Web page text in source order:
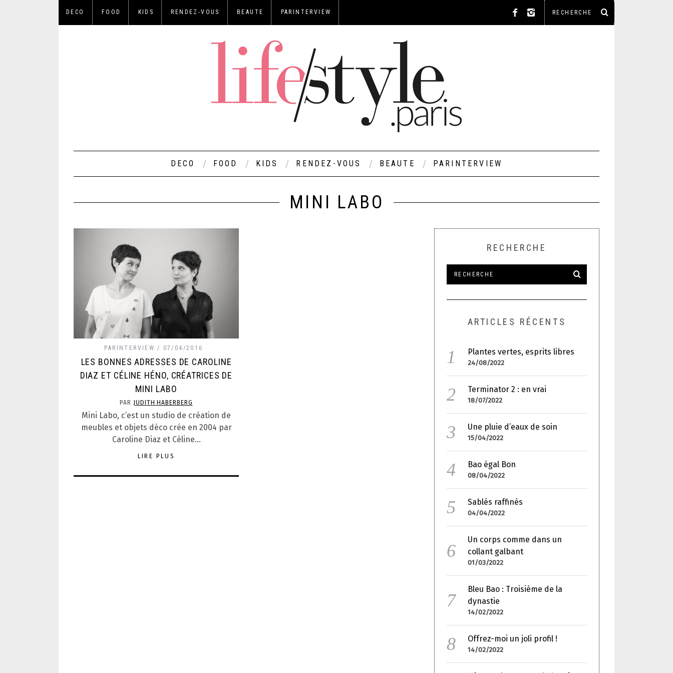
DECO FOOD KIDS RENDEZ-VOUS BEAUTE PARINTERVIEW
DECO FOOD KIDS RENDEZ-VOUS BEAUTE PARINTERVIEW
MINI LABO
PARINTERVIEW 07/04/2016
LES BONNES ADRESSES DE CAROLINE
DIAZ ET CÉLINE HÉNO, CRÉATRICES DE
MINI LABO
PAR JUDITH HABERBERG
Mini Labo, c’est un studio de création de
meubles et objets déco crée en 2004 par
Caroline Diaz et Céline…
LIRE PLUS
RECHERCHE
ARTICLES RÉCENTS
Plantes vertes, esprits libres
24/08/2022
Terminator 2 : en vrai
18/07/2022
Une pluie d’eaux de soin
15/04/2022
Bao égal Bon
08/04/2022
Sablés raffinés
04/04/2022
Un corps comme dans un
collant galbant
01/03/2022
Bleu Bao : Troisième de la
dynastie
14/02/2022
Offrez-moi un joli profil !
14/02/2022